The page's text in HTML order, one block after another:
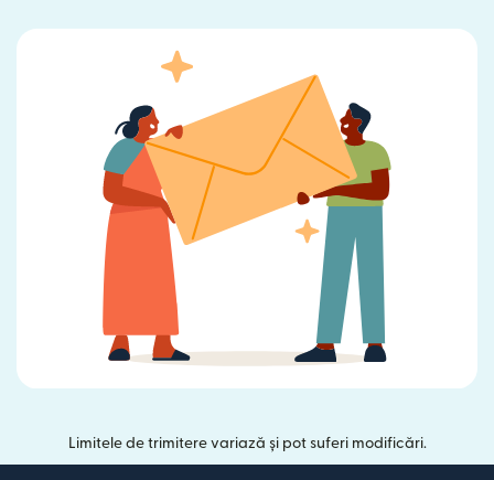
Limitele de trimitere variază și pot suferi modificări.